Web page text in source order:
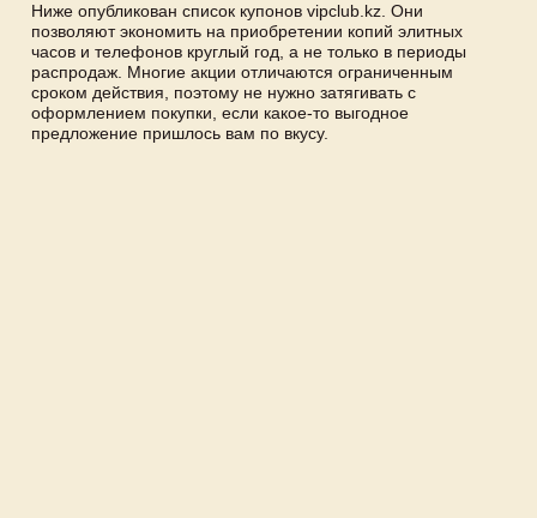
Ниже опубликован список купонов vipclub.kz. Они
позволяют экономить на приобретении копий элитных
часов и телефонов круглый год, а не только в периоды
распродаж. Многие акции отличаются ограниченным
сроком действия, поэтому не нужно затягивать с
оформлением покупки, если какое-то выгодное
предложение пришлось вам по вкусу.